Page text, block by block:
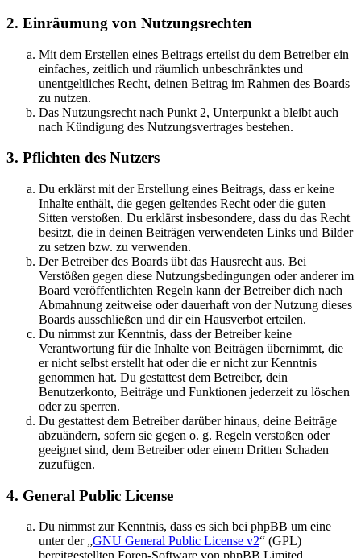
2. Einräumung von Nutzungsrechten
Mit dem Erstellen eines Beitrags erteilst du dem Betreiber ein
einfaches, zeitlich und räumlich unbeschränktes und
unentgeltliches Recht, deinen Beitrag im Rahmen des Boards
zu nutzen.
Das Nutzungsrecht nach Punkt 2, Unterpunkt a bleibt auch
nach Kündigung des Nutzungsvertrages bestehen.
3. Pflichten des Nutzers
Du erklärst mit der Erstellung eines Beitrags, dass er keine
Inhalte enthält, die gegen geltendes Recht oder die guten
Sitten verstoßen. Du erklärst insbesondere, dass du das Recht
besitzt, die in deinen Beiträgen verwendeten Links und Bilder
zu setzen bzw. zu verwenden.
Der Betreiber des Boards übt das Hausrecht aus. Bei
Verstößen gegen diese Nutzungsbedingungen oder anderer im
Board veröffentlichten Regeln kann der Betreiber dich nach
Abmahnung zeitweise oder dauerhaft von der Nutzung dieses
Boards ausschließen und dir ein Hausverbot erteilen.
Du nimmst zur Kenntnis, dass der Betreiber keine
Verantwortung für die Inhalte von Beiträgen übernimmt, die
er nicht selbst erstellt hat oder die er nicht zur Kenntnis
genommen hat. Du gestattest dem Betreiber, dein
Benutzerkonto, Beiträge und Funktionen jederzeit zu löschen
oder zu sperren.
Du gestattest dem Betreiber darüber hinaus, deine Beiträge
abzuändern, sofern sie gegen o. g. Regeln verstoßen oder
geeignet sind, dem Betreiber oder einem Dritten Schaden
zuzufügen.
4. General Public License
Du nimmst zur Kenntnis, dass es sich bei phpBB um eine
unter der „GNU General Public License v2“ (GPL)